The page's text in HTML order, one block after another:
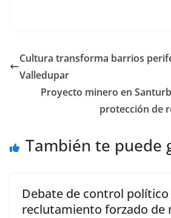
Cultura transforma barrios
Valledupar
Proyecto minero en
protección de
También te puede
Debate de control
reclutamiento forzado de